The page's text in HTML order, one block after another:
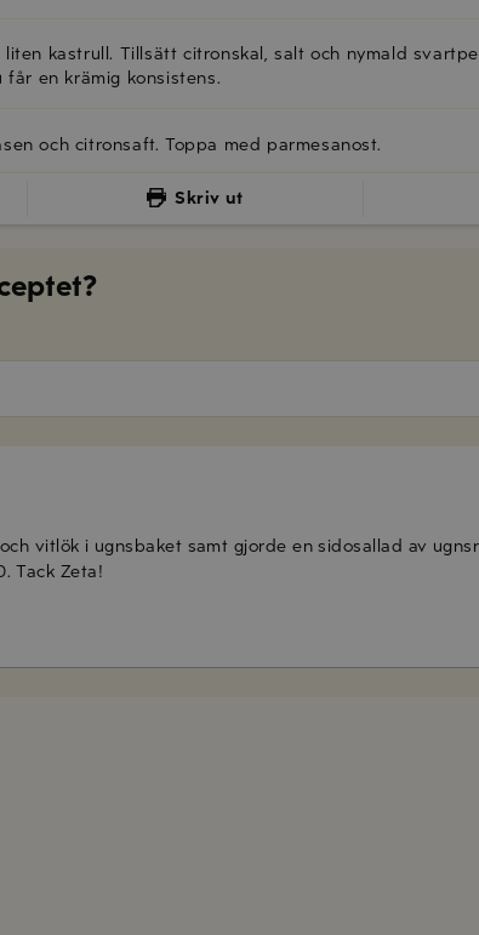
kastrull. Tillsätt citronskal, salt och nymald
en krämig konsistens.
och citronsaft. Toppa med parmesanost.
Skriv ut
vitlök i ugnsbaket samt gjorde en sidosallad av
Tack Zeta!